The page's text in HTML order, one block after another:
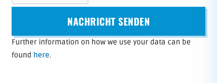
Further information on how we use your data can be
found here.